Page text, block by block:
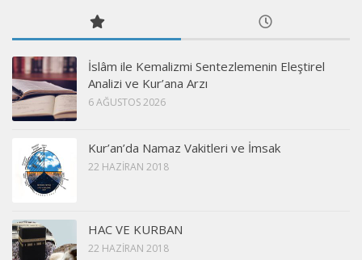
İslâm ile Kemalizmi Sentezlemenin Eleştirel
Analizi ve Kur’ana Arzı
6 AĞUSTOS 2026
Kur’an’da Namaz Vakitleri ve İmsak
22 HAZIRAN 2018
HAC VE KURBAN
22 HAZIRAN 2018